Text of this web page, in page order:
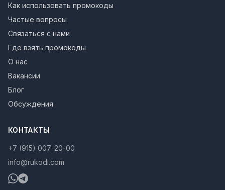
Как использовать промокоды
Частые вопросы
Связаться с нами
Где взять промокоды
О нас
Вакансии
Блог
Обсуждения
КОНТАКТЫ
+7 (915) 007-20-00
info@rukodi.com